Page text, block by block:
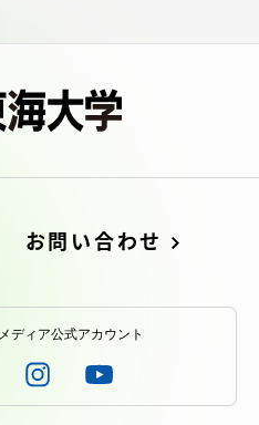
お問い合わせ
ディア公式アカウント